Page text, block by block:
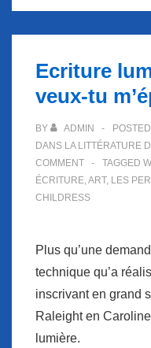
Ecriture
veux-tu
BY ADMIN
DANS LA LITTÉRATURE
COMMENT
TAGGED
ÉCRITURE,ART, LES
CHILDRESS
Plus qu’une
technique qu’a
inscrivant en grand
Raleight en
lumière.